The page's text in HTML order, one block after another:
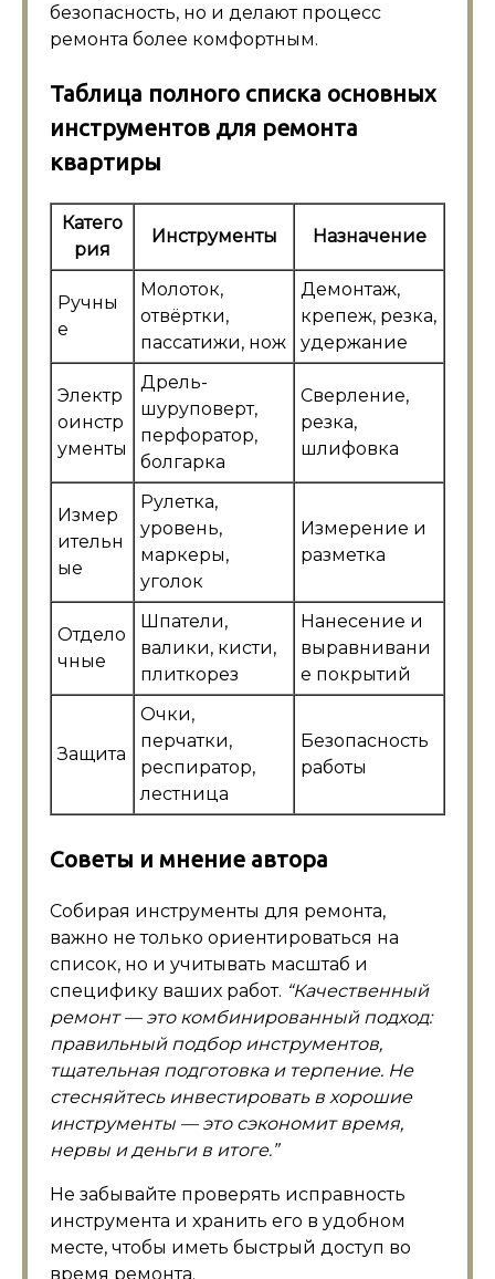
безопасность, но и делают процесс
ремонта более комфортным.
Таблица полного списка основных
инструментов для ремонта
квартиры
Катего
рия
Инструменты Назначение
Ручны
е
Молоток,
отвёртки,
пассатижи, нож
Демонтаж,
крепеж, резка,
удержание
Электр
оинстр
ументы
Дрель-
шуруповерт,
перфоратор,
болгарка
Сверление,
резка,
шлифовка
Измер
ительн
ые
Рулетка,
уровень,
маркеры,
уголок
Измерение и
разметка
Отдело
чные
Шпатели,
валики, кисти,
плиткорез
Нанесение и
выравнивани
е покрытий
Защита
Очки,
перчатки,
респиратор,
лестница
Безопасность
работы
Советы и мнение автора
Собирая инструменты для ремонта,
важно не только ориентироваться на
список, но и учитывать масштаб и
специфику ваших работ. “Качественный
ремонт — это комбинированный подход:
правильный подбор инструментов,
тщательная подготовка и терпение. Не
стесняйтесь инвестировать в хорошие
инструменты — это сэкономит время,
нервы и деньги в итоге.”
Не забывайте проверять исправность
инструмента и хранить его в удобном
месте, чтобы иметь быстрый доступ во
время ремонта.